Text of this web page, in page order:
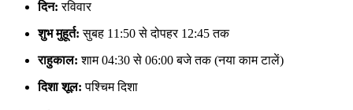
दिन: रविवार
शुभ मुहूर्त: सुबह 11:50 से दोपहर 12:45 तक
राहुकाल: शाम 04:30 से 06:00 बजे तक (नया काम टालें)
दिशा शूल: पश्चिम दिशा